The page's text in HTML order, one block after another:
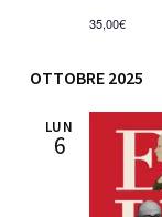
35,00€
OTTOBRE 2025
LUN
6